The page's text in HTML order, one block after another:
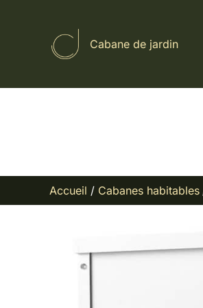
Cabane de jardin
Accueil Cabanes habitables